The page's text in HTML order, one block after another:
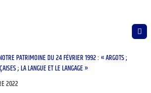
PATRIMOINE DU 24 FÉVRIER 1992 : « ARGOTS ;
; LA LANGUE ET LE LANGAGE »
2022